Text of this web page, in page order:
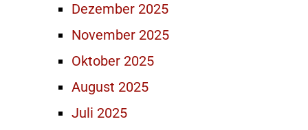
Dezember 2025
November 2025
Oktober 2025
August 2025
Juli 2025